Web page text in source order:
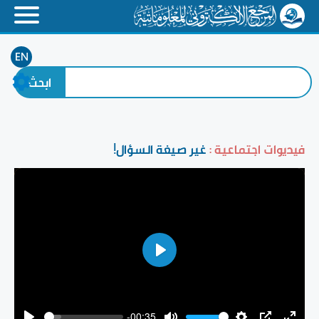
EN
فيديوات اجتماعية :غير صيغة السؤال!
-00:35
Play